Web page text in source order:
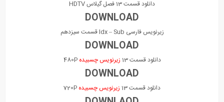
دانلود قسمت 13 فصل گیلاس HDTV
DOWNLOAD
زیرنویس فارسی Idx – Sub قسمت سیزدهم
DOWNLOAD
دانلود قسمت 13 زیرنویس چسبیده 480P
DOWNLOAD
دانلود قسمت 13 زیرنویس چسبیده